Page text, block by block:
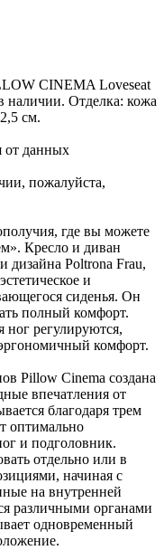
CINEMA Loveseat
наличии. Отделка: кожа
см.
от данных
пожалуйста,
где вы можете
Кресло и диван
дизайна Poltrona Frau,
и
сиденья. Он
полный комфорт.
ног регулируются,
комфорт.
Pillow Cinema создана
впечатления от
благодаря трем
оптимально
и подголовник.
отдельно или в
начиная с
на внутренней
различными органами
одновременный